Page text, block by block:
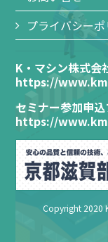
プライバシー
K・マシン株式会
https://
セミナー参加申
https://
Copyright 2020